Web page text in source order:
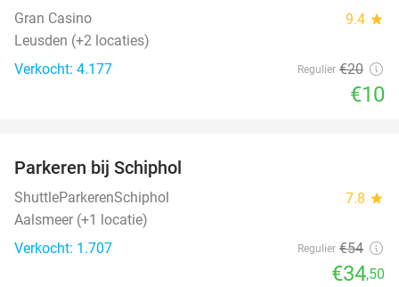
Gran Casino 9.4 star
Leusden (+2 locaties)
Verkocht: 4.177
Regulier €20
€10
Parkeren bij Schiphol
ShuttleParkerenSchiphol 7.8 star
Aalsmeer (+1 locatie)
Verkocht: 1.707
Regulier €54
€34,50